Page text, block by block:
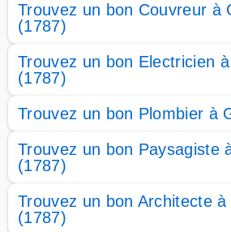
Trouvez un bon Couvreur à
(1787)
Trouvez un bon Electricien
(1787)
Trouvez un bon Plombier à
Trouvez un bon Paysagiste
(1787)
Trouvez un bon Architecte
(1787)